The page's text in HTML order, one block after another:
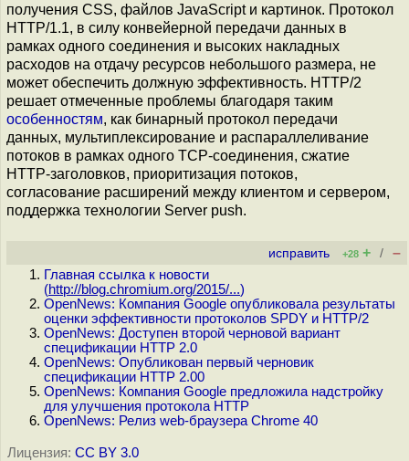
получения CSS, файлов JavaScript и картинок. Протокол
HTTP/1.1, в силу конвейерной передачи данных в
рамках одного соединения и высоких накладных
расходов на отдачу ресурсов небольшого размера, не
может обеспечить должную эффективность. HTTP/2
решает отмеченные проблемы благодаря таким
особенностям, как бинарный протокол передачи
данных, мультиплексирование и распараллеливание
потоков в рамках одного TCP-соединения, сжатие
HTTP-заголовков, приоритизация потоков,
согласование расширений между клиентом и сервером,
поддержка технологии Server push.
исправить +28 + / –
Главная ссылка к новости
(http://blog.chromium.org/2015/...)
OpenNews: Компания Google опубликовала результаты
оценки эффективности протоколов SPDY и HTTP/2
OpenNews: Доступен второй черновой вариант
спецификации HTTP 2.0
OpenNews: Опубликован первый черновик
спецификации HTTP 2.00
OpenNews: Компания Google предложила надстройку
для улучшения протокола HTTP
OpenNews: Релиз web-браузера Chrome 40
Лицензия: CC BY 3.0